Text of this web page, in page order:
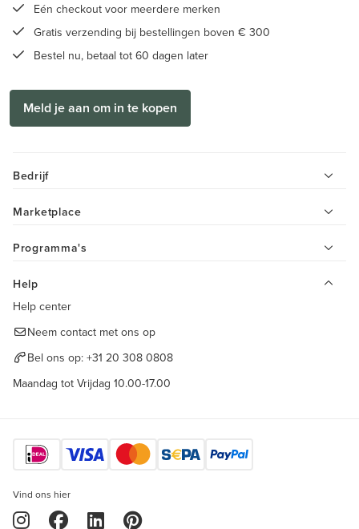
Eén checkout voor meerdere merken
Gratis verzending bij bestellingen boven € 300
Bestel nu, betaal tot 60 dagen later
Meld je aan om in te kopen
Bedrijf
Marketplace
Programma's
Help
Help center
Neem contact met ons op
Bel ons op: +31 20 308 0808
Maandag tot Vrijdag 10.00-17.00
Vind ons hier